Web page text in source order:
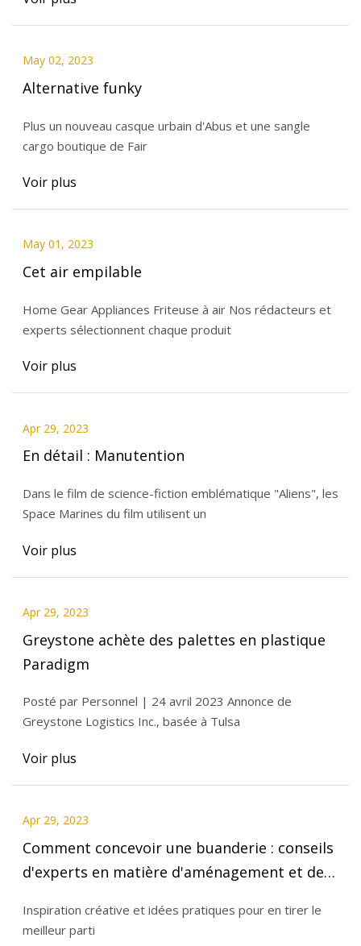
May 02, 2023
Alternative funky
Plus un nouveau casque urbain d'Abus et une sangle
cargo boutique de Fair
Voir plus
May 01, 2023
Cet air empilable
Home Gear Appliances Friteuse à air Nos rédacteurs et
experts sélectionnent chaque produit
Voir plus
Apr 29, 2023
En détail : Manutention
Dans le film de science-fiction emblématique "Aliens", les
Space Marines du film utilisent un
Voir plus
Apr 29, 2023
Greystone achète des palettes en plastique
Paradigm
Posté par Personnel | 24 avril 2023 Annonce de
Greystone Logistics Inc., basée à Tulsa
Voir plus
Apr 29, 2023
Comment concevoir une buanderie : conseils
d'experts en matière d'aménagement et de
Inspiration créative et idées pratiques pour en tirer le
meilleur parti